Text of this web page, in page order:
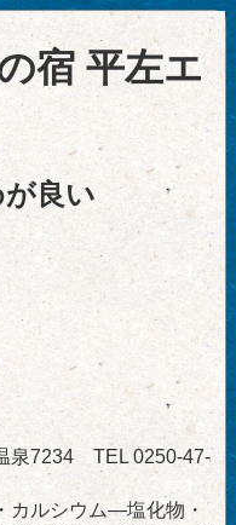
宿 平左エ
良い
泉7234 TEL 0250-47-
ルシウム―塩化物・